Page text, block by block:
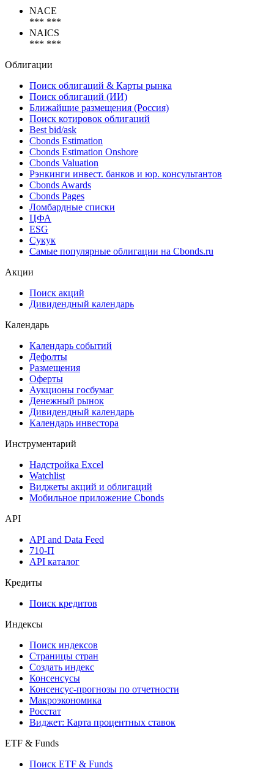
Коды
*** ***
*** ***
Облигации
Поиск облигаций & Карты рынка
Поиск облигаций (ИИ)
Ближайшие размещения (Россия)
Поиск котировок облигаций
Best bid/ask
Cbonds Estimation
Cbonds Estimation Onshore
Cbonds Valuation
Рэнкинги инвест. банков и юр. консультантов
Cbonds Awards
Cbonds Pages
Ломбардные списки
ESG
Самые популярные облигации на Cbonds.ru
Дивидендный календарь
Календарь
Календарь событий
Дефолты
Размещения
Оферты
Денежный рынок
Календарь инвестора
Инструментарий
Мобильное приложение Cbonds
API
API and Data Feed
API каталог
Кредиты
Поиск кредитов
Индексы
Поиск индексов
Страницы стран
Создать индекс
Консенсусы
Макроэкономика
Виджет: Карта процентных ставок